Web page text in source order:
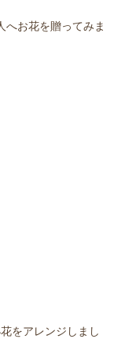
へお花を贈ってみま
をアレンジしまし